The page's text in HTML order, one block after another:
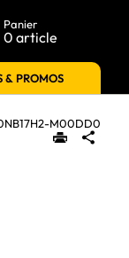
Panier
0 article
& PROMOS
M00DD0